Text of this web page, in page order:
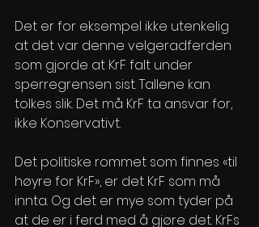
Det er for eksempel ikke utenkelig
at det var denne velgeradferden
som gjorde at KrF falt under
sperregrensen sist. Tallene kan
tolkes slik. Det må KrF ta ansvar for,
ikke Konservativt.
Det politiske rommet som finnes «til
høyre for KrF», er det KrF som må
innta. Og det er mye som tyder på
at de er i ferd med å gjøre det. KrFs